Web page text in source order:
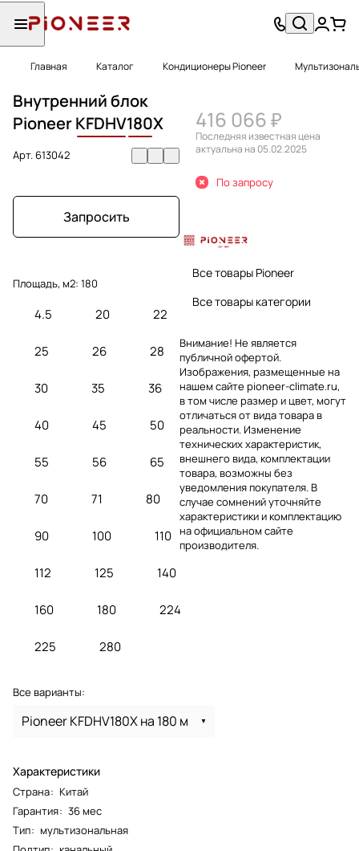
Главная Каталог Кондиционеры Pioneer
Внутренний блок
PioneerKFDHV180X
Арт.613042
Запросить
Площадь, м2: 180
4.5 20 22
25 26 28
30 35 36
40 45 50
55 56 65
70 71 80
90 100 110
112 125 140
160 180 224
225 280
Все варианты:
Pioneer KFDHV180X на 180 м
Характеристики
Страна: Китай
Гарантия: 36 мес
Тип: мультизональная
416 066 ₽
Последняя известная цена
актуальна на 05.02.2025
По запросу
Все товары Pioneer
Все товары категории
Внимание! Не является
публичной офертой.
Изображения, размещенные на
нашем сайте pioneer-climate.ru,
в том числе размер и цвет, могут
отличаться от вида товара в
реальности. Изменение
технических характеристик,
внешнего вида, комплектации
товара, возможны без
уведомления покупателя. В
случае сомнений уточняйте
характеристики и комплектацию
на официальном сайте
производителя.